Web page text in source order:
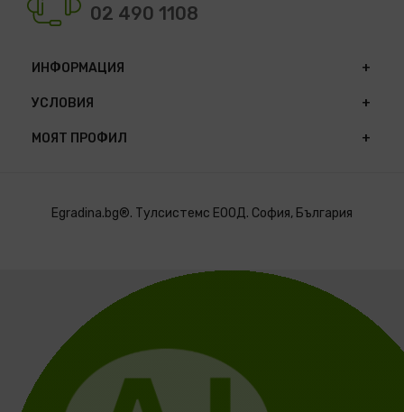
02 490 1108
ИНФОРМАЦИЯ
УСЛОВИЯ
МОЯТ ПРОФИЛ
Egradina.bg®. Тулсистемс ЕООД. София, България